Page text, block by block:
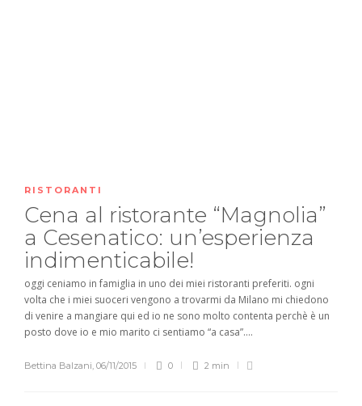
RISTORANTI
Cena al ristorante “Magnolia”
a Cesenatico: un’esperienza
indimenticabile!
oggi ceniamo in famiglia in uno dei miei ristoranti preferiti. ogni
volta che i miei suoceri vengono a trovarmi da Milano mi chiedono
di venire a mangiare qui ed io ne sono molto contenta perchè è un
posto dove io e mio marito ci sentiamo “a casa”....
Bettina Balzani, 06/11/2015 0 2 min